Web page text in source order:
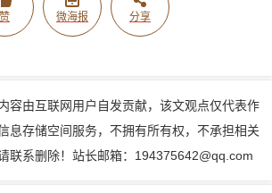
赞 微海报 分享
容由互联网用户自发贡献，该文观点仅代表作
息存储空间服务，不拥有所有权，不承担相关
联系删除！站长邮箱：194375642@qq.com